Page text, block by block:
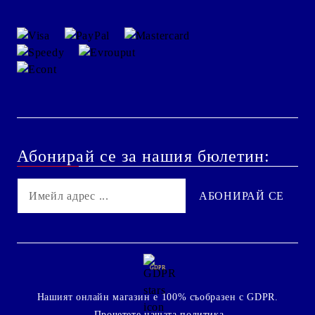
Абонирай се за нашия бюлетин:
GDPR
Нашият онлайн магазин е 100% съобразен с GDPR.